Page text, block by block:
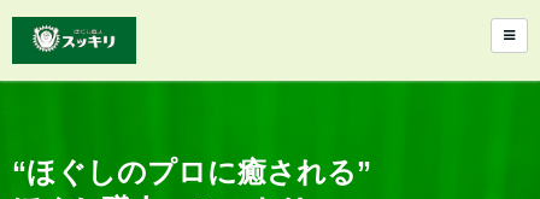
“ほぐしのプロに癒される”